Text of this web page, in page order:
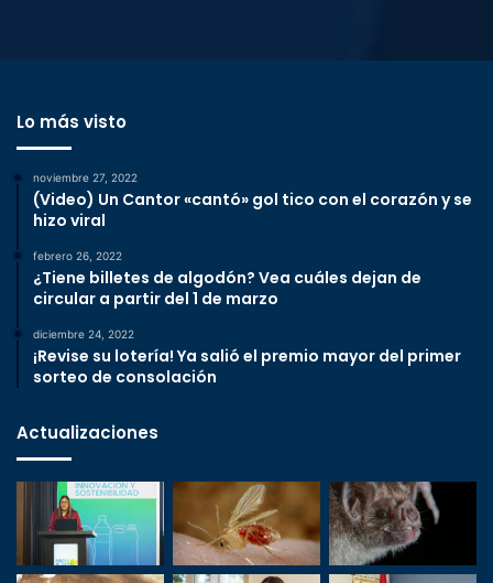
Lo más visto
noviembre 27, 2022
(Video) Un Cantor «cantó» gol tico con el corazón y se
hizo viral
febrero 26, 2022
¿Tiene billetes de algodón? Vea cuáles dejan de
circular a partir del 1 de marzo
diciembre 24, 2022
¡Revise su lotería! Ya salió el premio mayor del primer
sorteo de consolación
Actualizaciones